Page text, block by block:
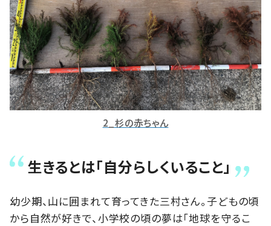
2_杉の赤ちゃん
生きるとは「自分らしくいること」
幼少期、山に囲まれて育ってきた三村さん。子どもの頃
から自然が好きで、小学校の頃の夢は「地球を守るこ